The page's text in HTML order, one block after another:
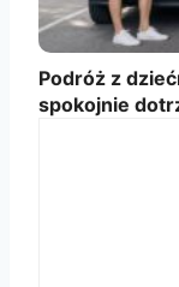
Podróż z
spokojnie